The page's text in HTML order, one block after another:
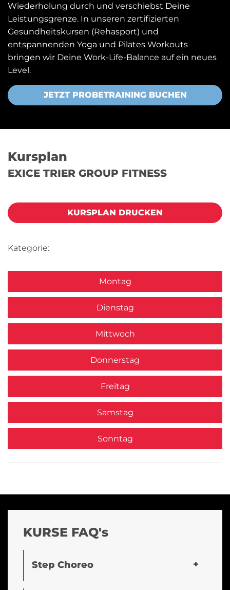
Wiederholung durch und verschiebst Deine
Leistungsgrenze. In unseren zertifizierten
Gesundheitskursen (Rehasport) und
entspannenden Yoga und Pilates Workouts
bringen wir Deine Work-Life-Balance auf ein neues
Level.
JETZT PROBETRAINING BUCHEN
Kursplan
EXICE TRIER GROUP FITNESS
KURSPLAN DRUCKEN
Kategorie:
Montag
Dienstag
Mittwoch
Donnerstag
Freitag
Samstag
Sonntag
KURSE FAQ's
Step Choreo